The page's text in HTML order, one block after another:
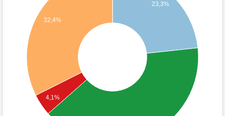
23,3%
32,4%
4,1%